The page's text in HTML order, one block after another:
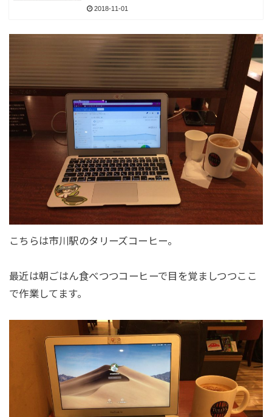
2018-11-01
こちらは市川駅のタリーズコーヒー。
最近は朝ごはん食べつつコーヒーで目を覚ましつつここ
で作業してます。